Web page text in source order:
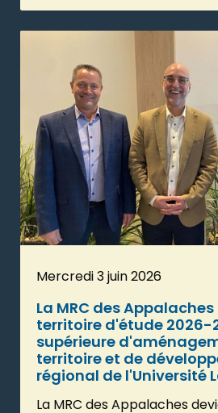
Mercredi 3 juin 2026
La MRC des
territoire d'étude 2026-
supérieure
territoire et de
régional de l'Université
La MRC des Appalaches